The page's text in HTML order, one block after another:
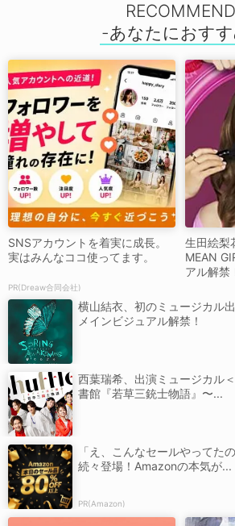
RECOMMEND
SNSアカウントを着実に成長。
実はみんなココ使ってます。
PR(Dreaw合同会社)
生田絵梨
MEAN
アル解禁
横山結衣、初のミュージカル
メインビジュアル解禁！
西葉瑞希、出演ミュージカル
書館『若草三銃士物語』〜...
「え、こんなセールやってた
続々登場！Amazonの本気が...
PR(Amazon)